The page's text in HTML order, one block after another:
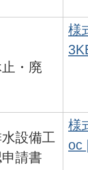
・廃
様
設備工
請書
様
oc